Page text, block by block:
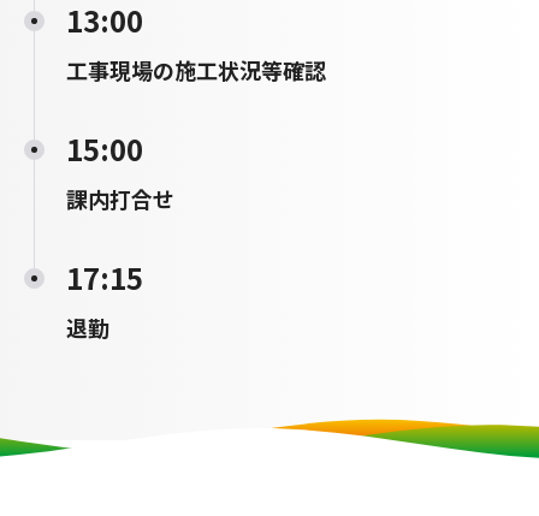
13:00
工事現場の施工状況等確認
15:00
課内打合せ
17:15
退勤